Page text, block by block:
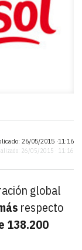
26/05/2015 ·11:16
26/05/2015 · 11:16
global
respecto
138.200